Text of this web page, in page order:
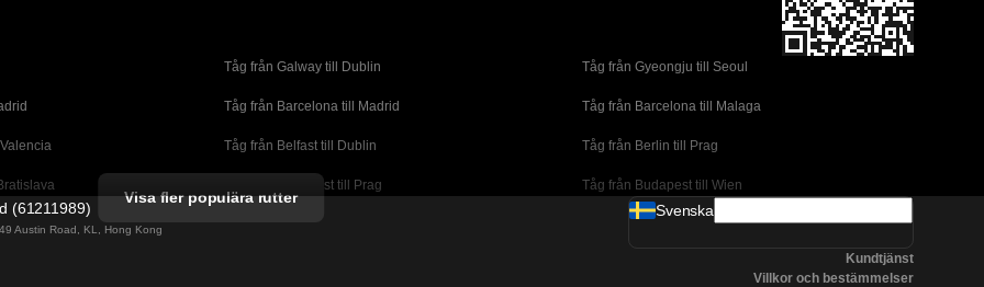
Tåg från Galway till Dublin Tåg från Gyeongju till Seoul
Tåg från Barcelona till Madrid Tåg från Barcelona till Malaga
Tåg från Belfast till Dublin Tåg från Berlin till Prag
Tåg från Budapest till Prag Tåg från Budapest till Wien
Tåg från Dublin till Belfast
Visa fler populära rutter
(61211989)
Austin Road, KL, Hong Kong
Svenska
Kundtjänst
Villkor och bestämmelser